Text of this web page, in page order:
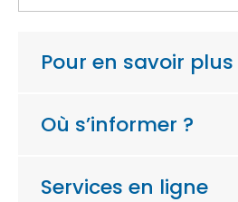
Pour en savoir plus
Où s’informer ?
Services en ligne